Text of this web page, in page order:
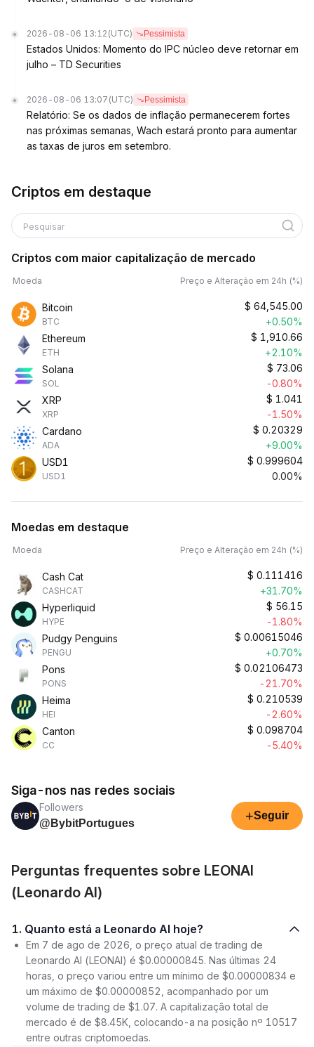
2026-08-06 13:12 (UTC) Pessimista
Estados Unidos: Momento do IPC núcleo deve retornar em
julho – TD Securities
2026-08-06 13:07 (UTC) Pessimista
Relatório: Se os dados de inflação permanecerem fortes
nas próximas semanas, Wach estará pronto para aumentar
as taxas de juros em setembro.
Criptos em destaque
Pesquisar
Criptos com maior capitalização de mercado
Moeda Preço e Alteração em 24h (%)
Bitcoin
BTC
$ 64,545.00
+0.50%
Ethereum
ETH
$ 1,910.66
+2.10%
Solana
SOL
$ 73.06
-0.80%
XRP
XRP
$ 1.041
-1.50%
Cardano
ADA
$ 0.20329
+9.00%
USD1
USD1
$ 0.999604
0.00%
Moedas em destaque
Moeda Preço e Alteração em 24h (%)
Cash Cat
CASHCAT
$ 0.111416
+31.70%
Hyperliquid
HYPE
$ 56.15
-1.80%
Pudgy Penguins
PENGU
$ 0.00615046
+0.70%
Pons
PONS
$ 0.02106473
-21.70%
Heima
HEI
$ 0.210539
-2.60%
Canton
CC
$ 0.098704
-5.40%
Siga-nos nas redes sociais
Followers
@BybitPortugues
+Seguir
Perguntas frequentes sobre LEONAI
(Leonardo AI)
1. Quanto está a Leonardo AI hoje?
Em 7 de ago de 2026, o preço atual de trading de
Leonardo AI (LEONAI) é $0.00000845. Nas últimas 24
horas, o preço variou entre um mínimo de $0.00000834 e
um máximo de $0.00000852, acompanhado por um
volume de trading de $1.07. A capitalização total de
mercado é de $8.45K, colocando-a na posição nº 10517
entre outras criptomoedas.